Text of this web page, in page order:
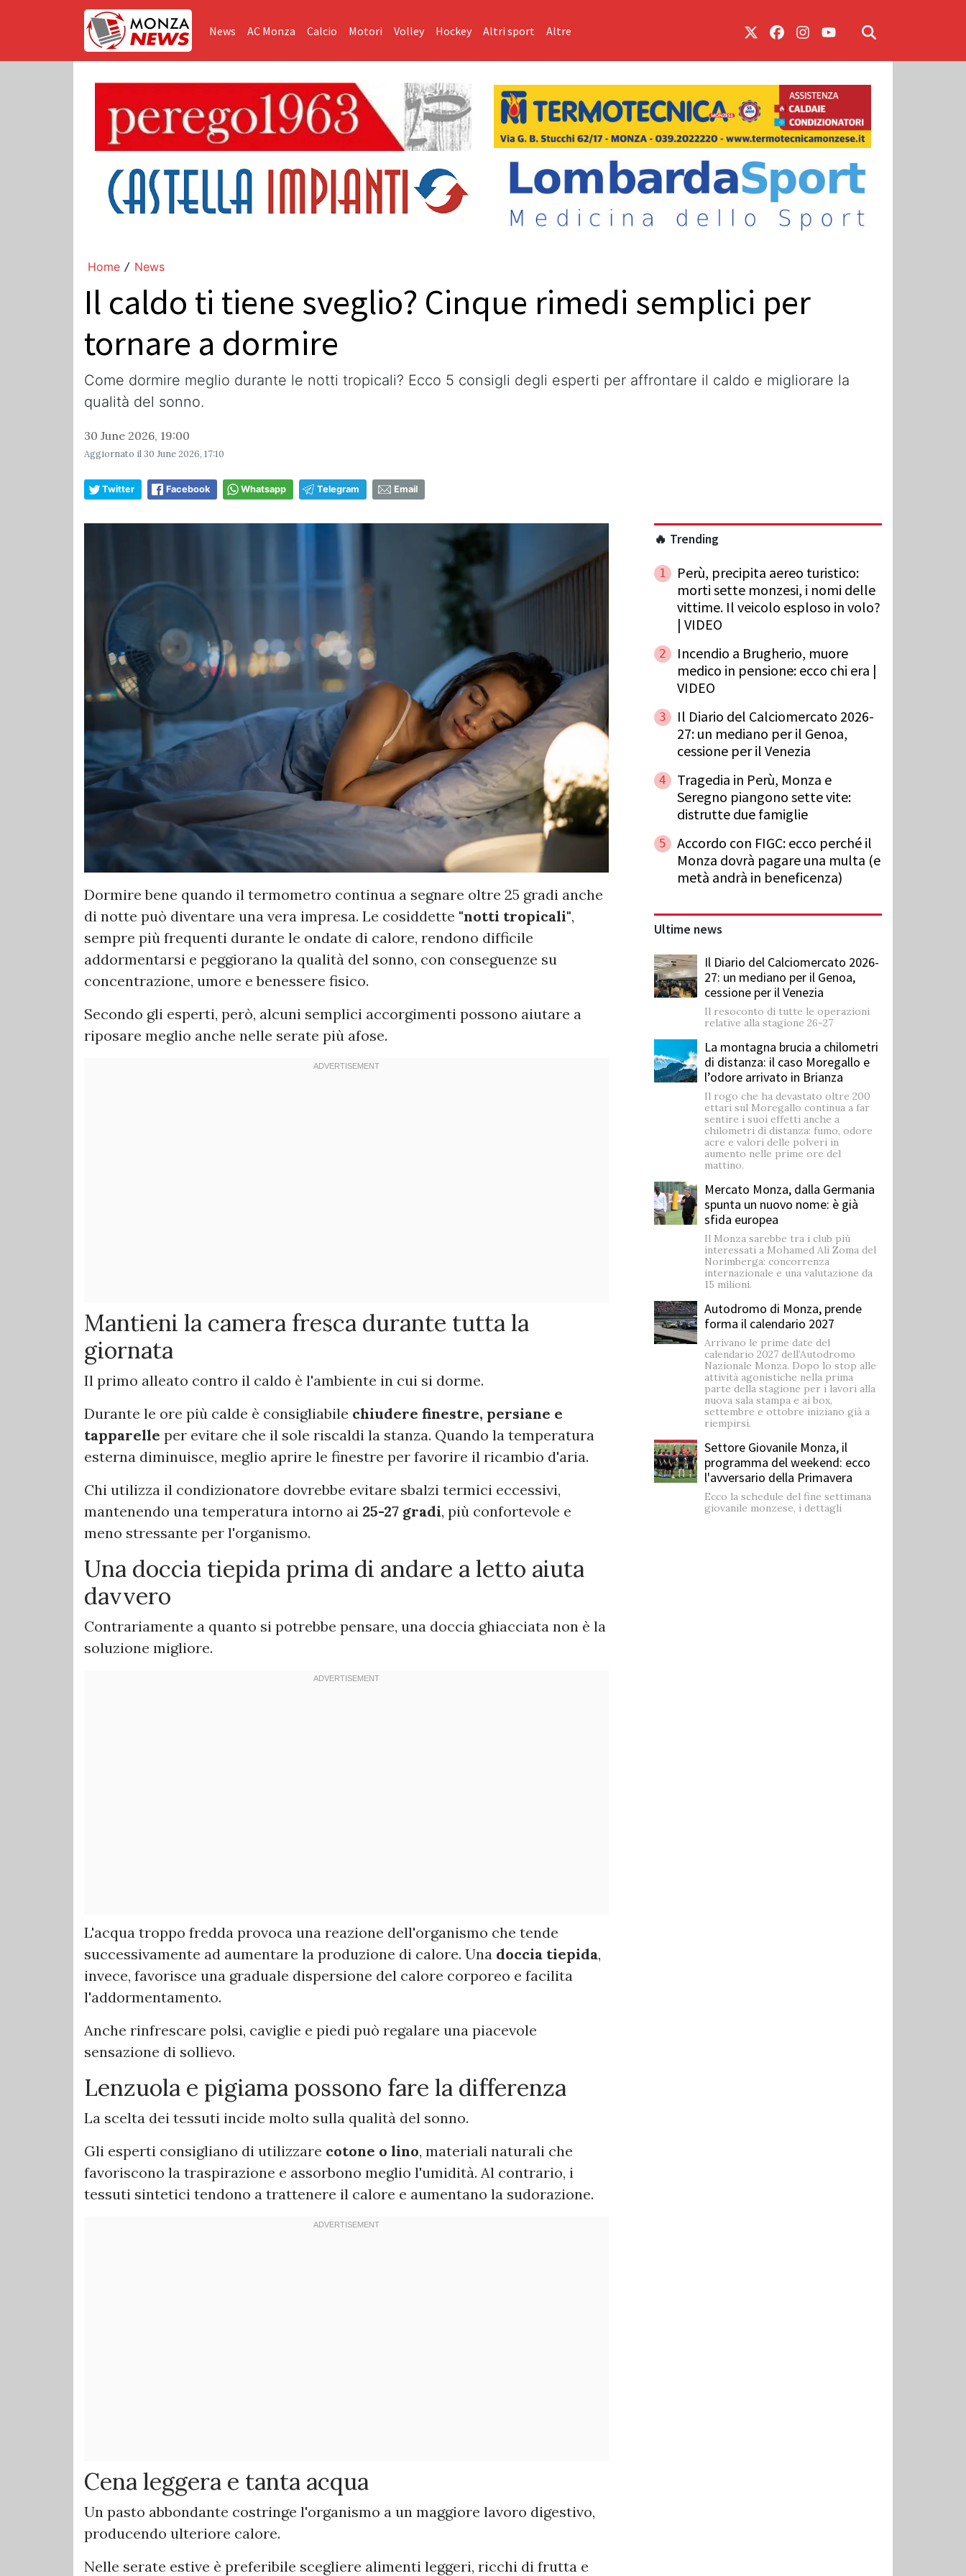
News AC Monza Calcio Motori Volley Hockey Altri sport Altre
Home / News
Il caldo ti tiene sveglio? Cinque rimedi semplici per
tornare a dormire
Come dormire meglio durante le notti tropicali? Ecco 5 consigli degli esperti per affrontare il caldo e migliorare la
qualità del sonno.
30 June 2026, 19:00
Aggiornato il 30 June 2026, 17:10
Twitter Facebook Whatsapp Telegram Email
Dormire bene quando il termometro continua a segnare oltre 25 gradi anche
di notte può diventare una vera impresa. Le cosiddette "notti tropicali",
sempre più frequenti durante le ondate di calore, rendono difficile
addormentarsi e peggiorano la qualità del sonno, con conseguenze su
concentrazione, umore e benessere fisico.
Secondo gli esperti, però, alcuni semplici accorgimenti possono aiutare a
riposare meglio anche nelle serate più afose.
Mantieni la camera fresca durante tutta la
giornata
Il primo alleato contro il caldo è l'ambiente in cui si dorme.
Durante le ore più calde è consigliabile chiudere finestre, persiane e
tapparelle per evitare che il sole riscaldi la stanza. Quando la temperatura
esterna diminuisce, meglio aprire le finestre per favorire il ricambio d'aria.
Chi utilizza il condizionatore dovrebbe evitare sbalzi termici eccessivi,
mantenendo una temperatura intorno ai 25-27 gradi, più confortevole e
meno stressante per l'organismo.
Una doccia tiepida prima di andare a letto aiuta
davvero
Contrariamente a quanto si potrebbe pensare, una doccia ghiacciata non è la
soluzione migliore.
L'acqua troppo fredda provoca una reazione dell'organismo che tende
successivamente ad aumentare la produzione di calore. Una doccia tiepida,
invece, favorisce una graduale dispersione del calore corporeo e facilita
l'addormentamento.
Anche rinfrescare polsi, caviglie e piedi può regalare una piacevole
sensazione di sollievo.
Lenzuola e pigiama possono fare la differenza
La scelta dei tessuti incide molto sulla qualità del sonno.
Gli esperti consigliano di utilizzare cotone o lino, materiali naturali che
favoriscono la traspirazione e assorbono meglio l'umidità. Al contrario, i
tessuti sintetici tendono a trattenere il calore e aumentano la sudorazione.
Cena leggera e tanta acqua
Un pasto abbondante costringe l'organismo a un maggiore lavoro digestivo,
producendo ulteriore calore.
Nelle serate estive è preferibile scegliere alimenti leggeri, ricchi di frutta e
🔥 Trending
1
Perù, precipita aereo turistico:
morti sette monzesi, i nomi delle
vittime. Il veicolo esploso in volo?
| VIDEO
2
Incendio a Brugherio, muore
medico in pensione: ecco chi era |
VIDEO
3
Il Diario del Calciomercato 2026-
27: un mediano per il Genoa,
cessione per il Venezia
4
Tragedia in Perù, Monza e
Seregno piangono sette vite:
distrutte due famiglie
5
Accordo con FIGC: ecco perché il
Monza dovrà pagare una multa (e
metà andrà in beneficenza)
Ultime news
Il Diario del Calciomercato 2026-
27: un mediano per il Genoa,
cessione per il Venezia
Il resoconto di tutte le operazioni
relative alla stagione 26-27
La montagna brucia a chilometri
di distanza: il caso Moregallo e
l’odore arrivato in Brianza
Il rogo che ha devastato oltre 200
ettari sul Moregallo continua a far
sentire i suoi effetti anche a
chilometri di distanza: fumo, odore
acre e valori delle polveri in
aumento nelle prime ore del
mattino.
Mercato Monza, dalla Germania
spunta un nuovo nome: è già
sfida europea
Il Monza sarebbe tra i club più
interessati a Mohamed Alì Zoma del
Norimberga: concorrenza
internazionale e una valutazione da
15 milioni.
Autodromo di Monza, prende
forma il calendario 2027
Arrivano le prime date del
calendario 2027 dell’Autodromo
Nazionale Monza. Dopo lo stop alle
attività agonistiche nella prima
parte della stagione per i lavori alla
nuova sala stampa e ai box,
settembre e ottobre iniziano già a
riempirsi.
Settore Giovanile Monza, il
programma del weekend: ecco
l'avversario della Primavera
Ecco la schedule del fine settimana
giovanile monzese, i dettagli